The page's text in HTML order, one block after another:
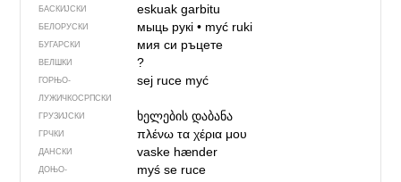
БАСКИЈСКИ eskuak garbitu
БЕЛОРУСКИ мыць рукі• myć ruki
БУГАРСКИ мия си ръцете
ВЕЛШКИ ?
ГОРЊО­
ЛУЖИЧКОСРПСКИ
sej ruce myć
ГРУЗИЈСКИ ხელების დაბანა
ГРЧКИ πλένω τα χέρια μου
ДАНСКИ vaske hænder
ДОЊО­
myś se ruce